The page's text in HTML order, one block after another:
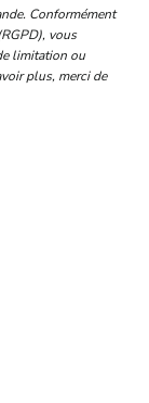
Conformément
vous
limitation ou
plus, merci de